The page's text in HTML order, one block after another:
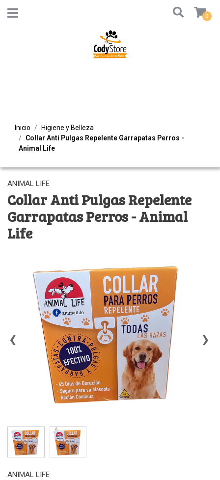
0
Inicio
Higiene y Belleza
Collar Anti Pulgas Repelente Garrapatas Perros -
Animal Life
ANIMAL LIFE
Collar Anti Pulgas Repelente
Garrapatas Perros - Animal
Life
‹ ›
ANIMAL LIFE